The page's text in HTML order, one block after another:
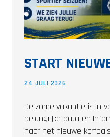
START
24 JULI 2026
De zomervakantie is in
belangrijke data en
naar het nieuwe